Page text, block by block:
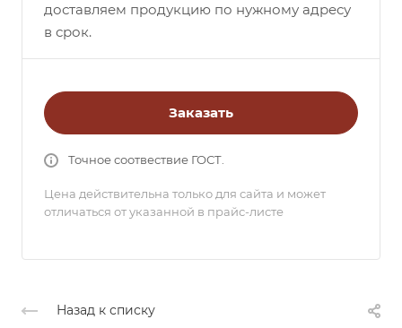
доставляем продукцию по нужному адресу
в срок.
Заказать
Точное соотвествие ГОСТ.
Цена действительна только для сайта и может
отличаться от указанной в прайс-листе
Назад к списку